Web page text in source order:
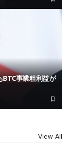
BTC事業粗利益が
View All